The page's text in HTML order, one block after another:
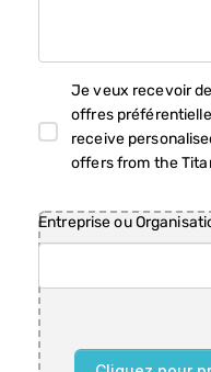
Je veux recevoir
offres
receive
offers from the
Entreprise ou